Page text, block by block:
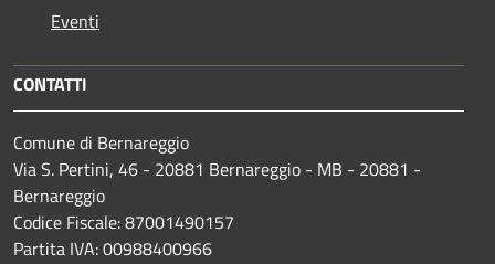
Eventi
CONTATTI
Comune di Bernareggio
Via S. Pertini, 46 - 20881 Bernareggio - MB - 20881 -
Bernareggio
Codice Fiscale: 87001490157
Partita IVA: 00988400966